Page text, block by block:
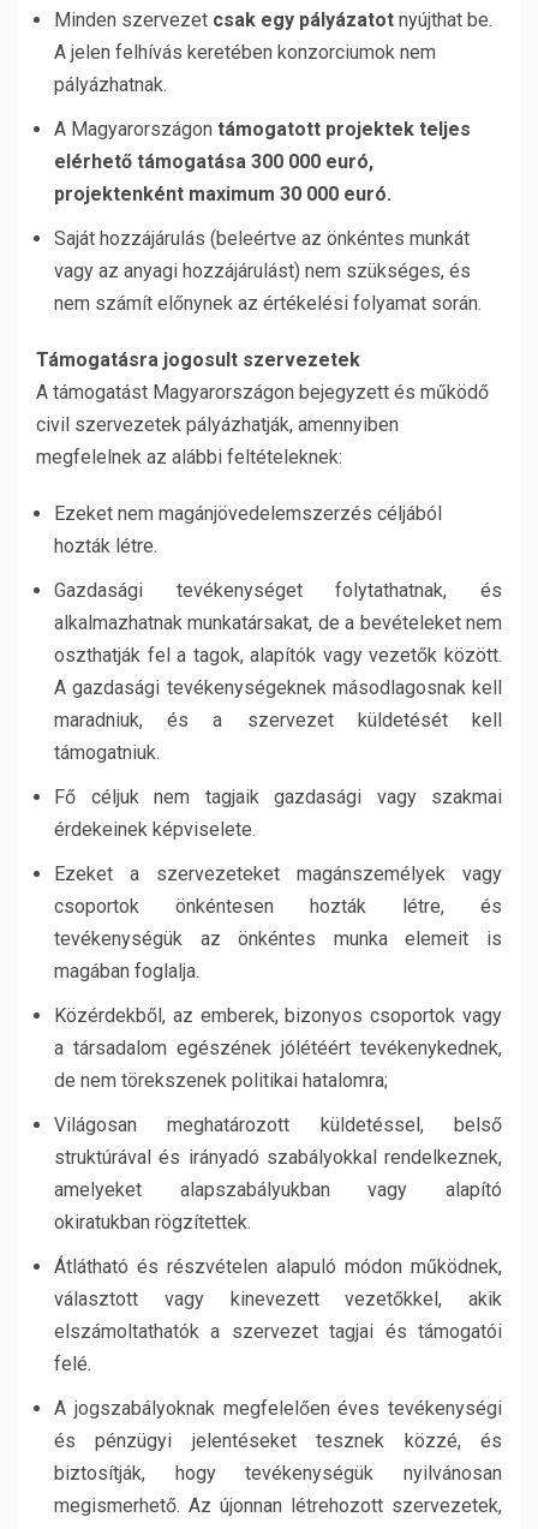
Minden szervezet csak egy pályázatot nyújthat be.
A jelen felhívás keretében konzorciumok nem
pályázhatnak.
A Magyarországon támogatott projektek teljes
elérhető támogatása 300 000 euró,
projektenként maximum 30 000 euró.
Saját hozzájárulás (beleértve az önkéntes munkát
vagy az anyagi hozzájárulást) nem szükséges, és
nem számít előnynek az értékelési folyamat során.
Támogatásra jogosult szervezetek
A támogatást Magyarországon bejegyzett és működő
civil szervezetek pályázhatják, amennyiben
megfelelnek az alábbi feltételeknek:
Ezeket nem magánjövedelemszerzés céljából
hozták létre.
Gazdasági tevékenységet folytathatnak, és
alkalmazhatnak munkatársakat, de a bevételeket nem
oszthatják fel a tagok, alapítók vagy vezetők között.
A gazdasági tevékenységeknek másodlagosnak kell
maradniuk, és a szervezet küldetését kell
támogatniuk.
Fő céljuk nem tagjaik gazdasági vagy szakmai
érdekeinek képviselete.
Ezeket a szervezeteket magánszemélyek vagy
csoportok önkéntesen hozták létre, és
tevékenységük az önkéntes munka elemeit is
magában foglalja.
Közérdekből, az emberek, bizonyos csoportok vagy
a társadalom egészének jólétéért tevékenykednek,
de nem törekszenek politikai hatalomra;
Világosan meghatározott küldetéssel, belső
struktúrával és irányadó szabályokkal rendelkeznek,
amelyeket alapszabályukban vagy alapító
okiratukban rögzítettek.
Átlátható és részvételen alapuló módon működnek,
választott vagy kinevezett vezetőkkel, akik
elszámoltathatók a szervezet tagjai és támogatói
felé.
A jogszabályoknak megfelelően éves tevékenységi
és pénzügyi jelentéseket tesznek közzé, és
biztosítják, hogy tevékenységük nyilvánosan
megismerhető. Az újonnan létrehozott szervezetek,